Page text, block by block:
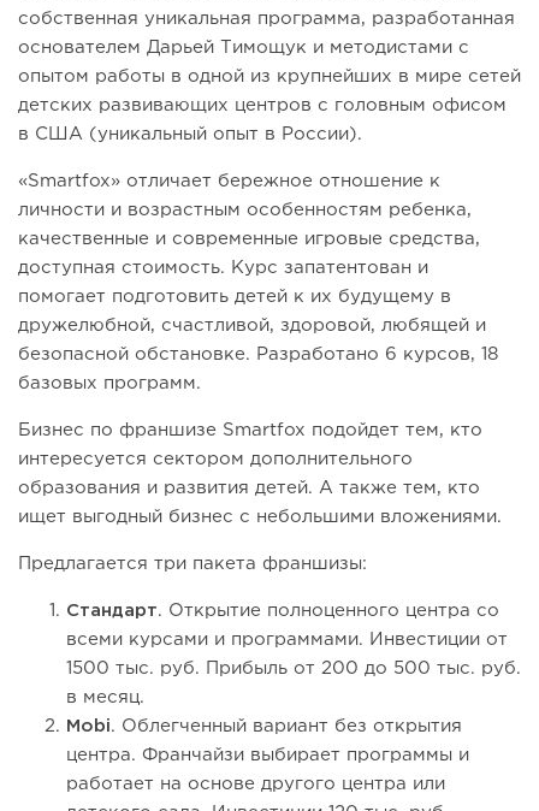
собственная уникальная программа, разработанная
основателем Дарьей Тимощук и методистами с
опытом работы в одной из крупнейших в мире сетей
детских развивающих центров с головным офисом
в США (уникальный опыт в России).
«Smartfox» отличает бережное отношение к
личности и возрастным особенностям ребенка,
качественные и современные игровые средства,
доступная стоимость. Курс запатентован и
помогает подготовить детей к их будущему в
дружелюбной, счастливой, здоровой, любящей и
безопасной обстановке. Разработано 6 курсов, 18
базовых программ.
Бизнес по франшизе Smartfox подойдет тем, кто
интересуется сектором дополнительного
образования и развития детей. А также тем, кто
ищет выгодный бизнес с небольшими вложениями.
Предлагается три пакета франшизы:
Стандарт. Открытие полноценного центра со
всеми курсами и программами. Инвестиции от
1500 тыс. руб. Прибыль от 200 до 500 тыс. руб.
в месяц.
Mobi. Облегченный вариант без открытия
центра. Франчайзи выбирает программы и
работает на основе другого центра или